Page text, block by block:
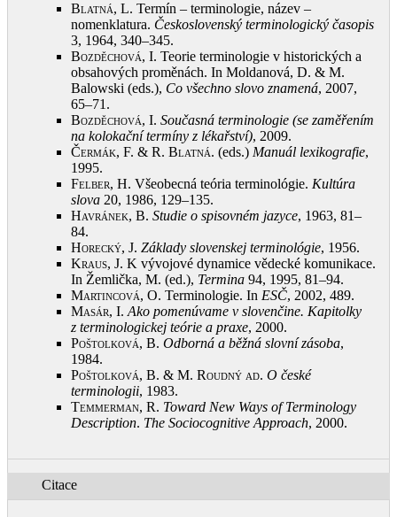
Blatná, L. Termín – terminologie, název –
nomenklatura. Československý terminologický časopis
3, 1964, 340–345.
Bozděchová, I. Teorie terminologie v historických a
obsahových proměnách. In Moldanová, D. & M.
Balowski (eds.), Co všechno slovo znamená, 2007,
65–71 .
Bozděchová, I. Současná terminologie (se zaměřením
na kolokační termíny z lékařství), 2009.
Čermák, F. & R. Blatná. (eds.) Manuál lexikografie,
1995.
Felber, H. Všeobecná teória terminológie. Kultúra
slova 20, 1986, 129–135.
Havránek, B. Studie o spisovném jazyce, 1963, 81–
84.
Horecký, J. Základy slovenskej terminológie, 1956.
Kraus, J. K vývojové dynamice vědecké komunikace.
In Žemlička, M. (ed.), Termina 94, 1995, 81–94.
Martincová, O. Terminologie. In ESČ, 2002, 489.
Masár, I. Ako pomenúvame v slovenčine. Kapitolky
z terminologickej teórie a praxe, 2000.
Poštolková, B. Odborná a běžná slovní zásoba,
1984.
Poštolková, B. & M. Roudný ad. O české
terminologii, 1983.
Temmerman, R. Toward New Ways of Terminology
Description. The Sociocognitive Approach, 2000.
Citace